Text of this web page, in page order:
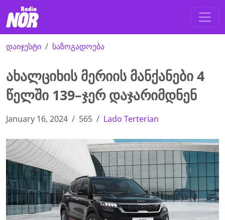
დაიჯესტი საზოგადოება
ახალციხის მერიის მანქანები 4
წელში 139–ჯერ დაჯარიმდნენ
January 16, 2024 565 Lado Terterian